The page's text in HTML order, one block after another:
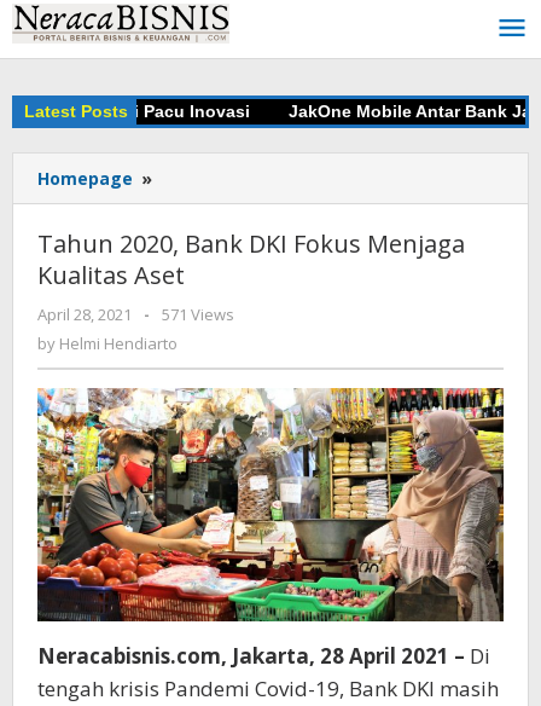
Skip
to
content
Latest Posts
Kolaborasi Pacu Inovasi JakOne Mobile Antar Bank
Homepage »
2020,
DKI
Fokus
Menjaga
Aset
Tahun 2020, Bank DKI Fokus Menjaga
Kualitas Aset
April 28, 2021
by
Helmi
-
571 Views
by Helmi Hendiarto
Neracabisnis.com, Jakarta, 28 April 2021 – Di
tengah krisis Pandemi Covid-19, Bank DKI masih